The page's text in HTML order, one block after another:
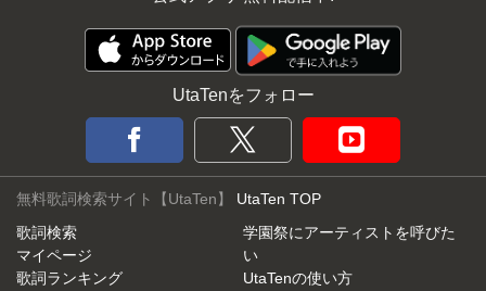
UtaTenをフォロー
無料歌詞検索サイト【UtaTen】 UtaTen TOP
歌詞検索
マイページ
歌詞ランキング
学園祭にアーティストを呼びた
い
UtaTenの使い方